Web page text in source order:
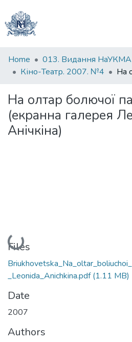
Communities
&
All of DSpace
Statistics
Home 013. Видання НаУКМА
Кіно-Театр. 2007. №4
На олтар болючої
(екранна галерея
Анічкіна)
Loading...
Files
_Leonida_Anichkina.pdf(1.11 MB)
Date
2007
Authors